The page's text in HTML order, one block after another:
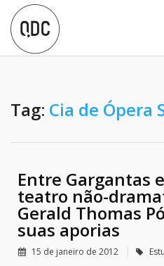
Tag: Cia de Ópera
Entre Gargantas
teatro não-
Gerald Thomas
suas aporias
15 de janeiro de 2012